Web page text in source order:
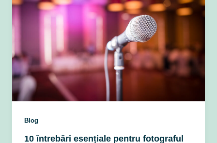
Blog
10 întrebări esențiale pentru fotograful